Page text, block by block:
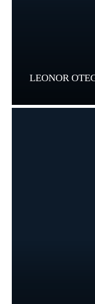
LEONOR